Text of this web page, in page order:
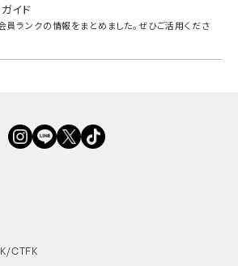
イド
員ランクの情報をまとめました。ぜひご活用くださ
CTFK